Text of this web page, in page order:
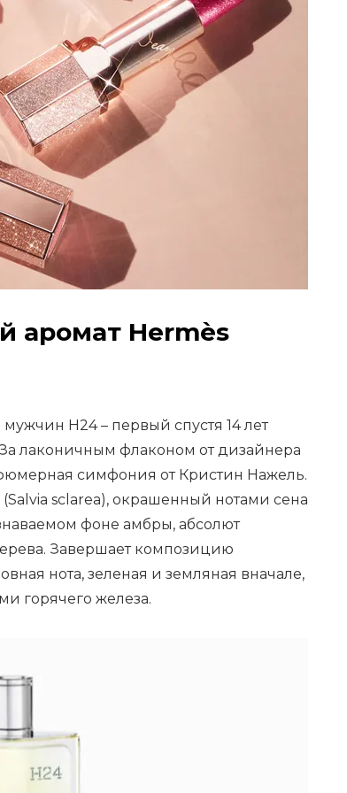
аромат Hermès
H24 – первый спустя 14 лет
лаконичным флаконом от дизайнера
симфония от Кристин Нажель.
sclarea), окрашенный нотами сена
фоне амбры, абсолют
Завершает композицию
нота, зеленая и земляная вначале,
горячего железа.